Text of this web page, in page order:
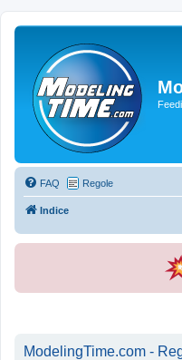
FAQ Regole
Indice
ModelingTime.com -